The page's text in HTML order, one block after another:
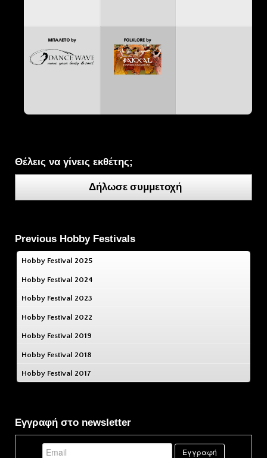
Θέλεις να γίνεις εκθέτης;
Δήλωσε συμμετοχή
Previous Hobby Festivals
Hobby Festival 2025
Hobby Festival 2024
Hobby Festival 2023
Hobby Festival 2022
Hobby Festival 2019
Hobby Festival 2018
Hobby Festival 2017
Εγγραφή στο newsletter